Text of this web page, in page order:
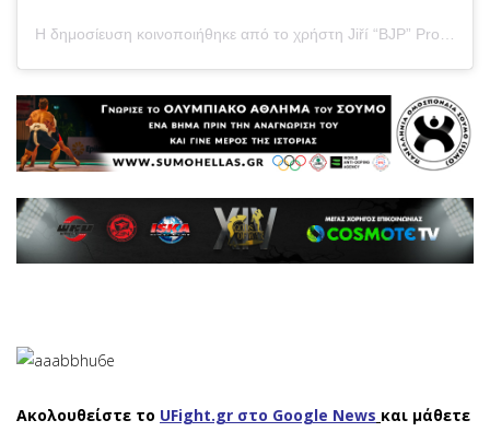
Η δημοσίευση κοινοποιήθηκε από το χρήστη Jiří “BJP” Procházka (@jirkaprochazka)
Ακολουθείστε το UFight.gr στο Google News και μάθετε